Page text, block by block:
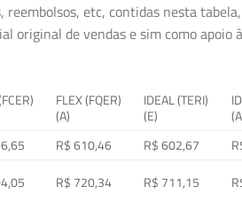
reembolsos, etc, contidas nesta
de vendas e sim como apoio
FLEX (FQER)
(A)
IDEAL (TERI)
(E)
R$ 610,46 R$ 602,67
R$ 720,34 R$ 711,15